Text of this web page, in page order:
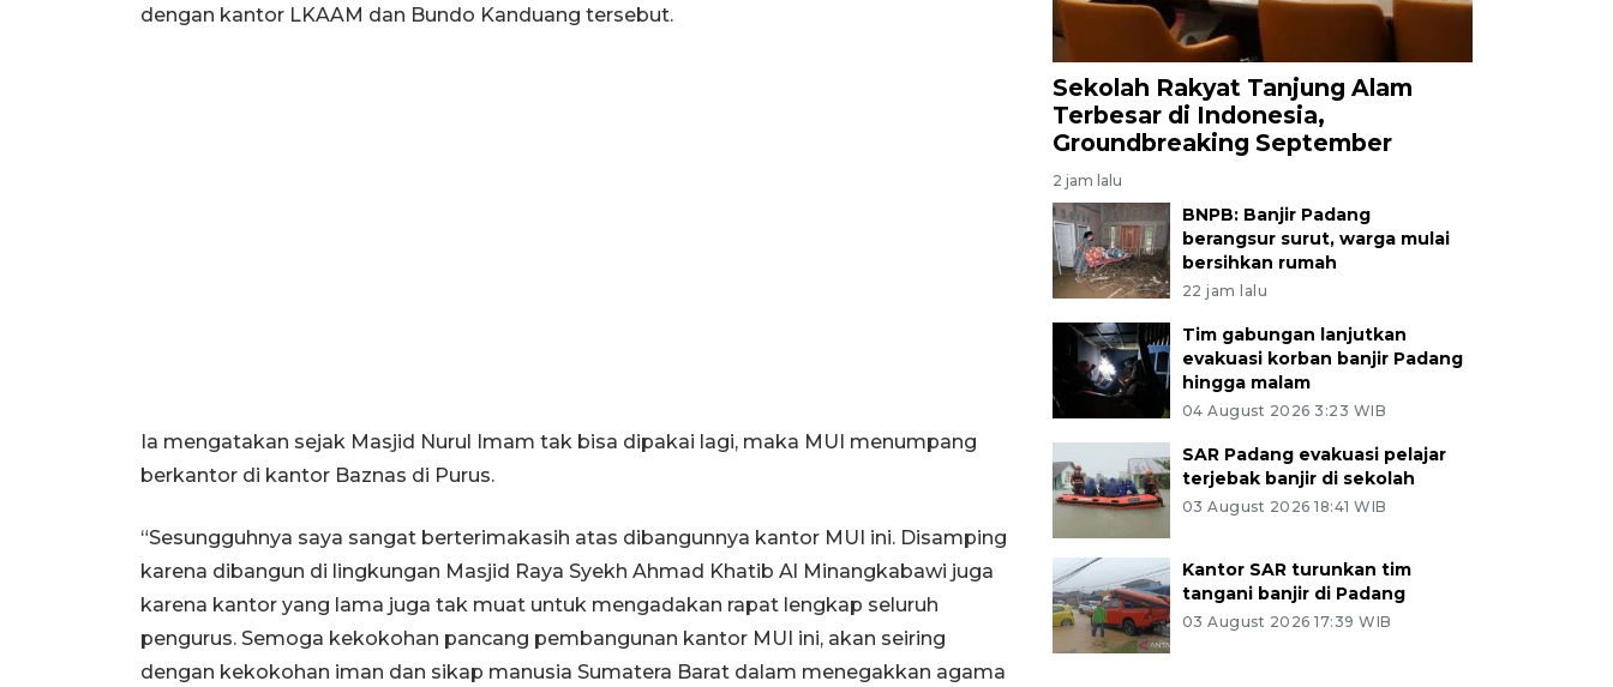
dengan kantor LKAAM dan Bundo Kanduang tersebut.
Ia mengatakan sejak Masjid Nurul Imam tak bisa dipakai lagi, maka MUI menumpang
berkantor di kantor Baznas di Purus.
“Sesungguhnya saya sangat berterimakasih atas dibangunnya kantor MUI ini. Disamping
karena dibangun di lingkungan Masjid Raya Syekh Ahmad Khatib Al Minangkabawi juga
karena kantor yang lama juga tak muat untuk mengadakan rapat lengkap seluruh
pengurus. Semoga kekokohan pancang pembangunan kantor MUI ini, akan seiring
dengan kekokohan iman dan sikap manusia Sumatera Barat dalam menegakkan agama
Sekolah Rakyat Tanjung Alam
Terbesar di Indonesia,
Groundbreaking September
2 jam lalu
BNPB: Banjir Padang
berangsur surut, warga mulai
bersihkan rumah
22 jam lalu
Tim gabungan lanjutkan
evakuasi korban banjir Padang
hingga malam
04 August 2026 3:23 WIB
SAR Padang evakuasi pelajar
terjebak banjir di sekolah
03 August 2026 18:41 WIB
Kantor SAR turunkan tim
tangani banjir di Padang
03 August 2026 17:39 WIB